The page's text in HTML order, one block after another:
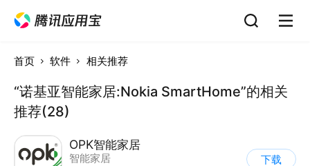
首页 软件 相关推荐
“诺基亚智能家居:Nokia SmartHome”的相关
推荐(28)
OPK智能家居
智能家居
下载